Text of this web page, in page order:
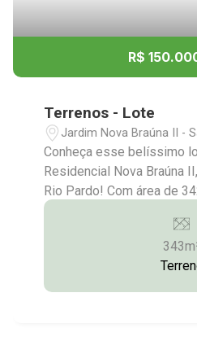
R$
Terrenos - Lote
Jardim Nova Braúna II -
Pardo/SP
Conheça esse belíssimo
Residencial Nova Braúna
Rio Pardo! Com área de 342,66 m² - Lado de
cima da rua Consulte-nos para maiores
informações: (14) 3372-